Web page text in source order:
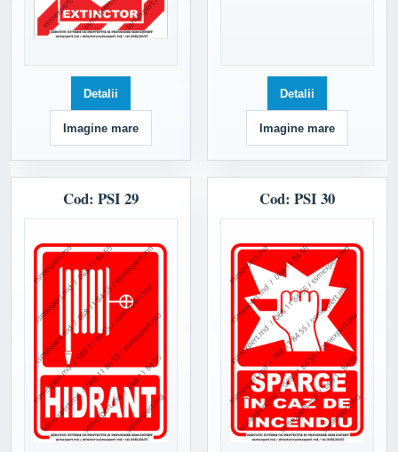
Detalii
Imagine mare
Detalii
Imagine mare
Cod: PSI 29 Cod: PSI 30